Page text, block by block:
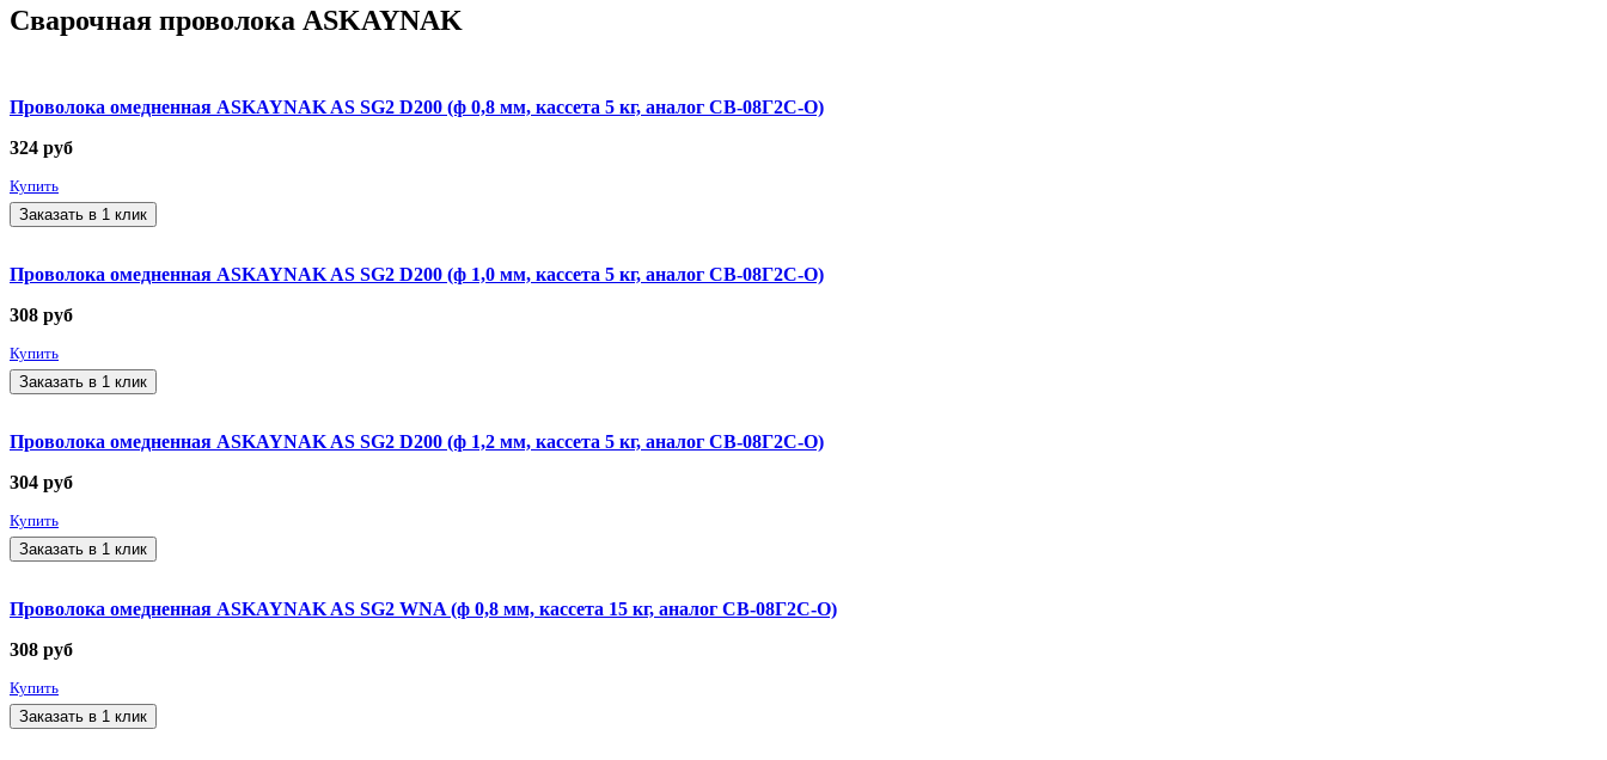
Сварочная проволока ASKAYNAK
Проволока омедненная ASKAYNAK AS SG2 D200 (ф 0,8 мм, кассета 5 кг, аналог СВ-08Г2С-О)
324 руб
Купить
Заказать в 1 клик
Проволока омедненная ASKAYNAK AS SG2 D200 (ф 1,0 мм, кассета 5 кг, аналог СВ-08Г2С-О)
308 руб
Купить
Заказать в 1 клик
Проволока омедненная ASKAYNAK AS SG2 D200 (ф 1,2 мм, кассета 5 кг, аналог СВ-08Г2С-О)
304 руб
Купить
Заказать в 1 клик
Проволока омедненная ASKAYNAK AS SG2 WNA (ф 0,8 мм, кассета 15 кг, аналог СВ-08Г2С-О)
308 руб
Купить
Заказать в 1 клик